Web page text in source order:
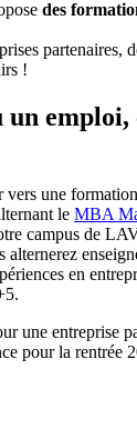
des
partenaires,
!
un
vers une
le MBA
campus de
en
une entreprise
pour la rentrée